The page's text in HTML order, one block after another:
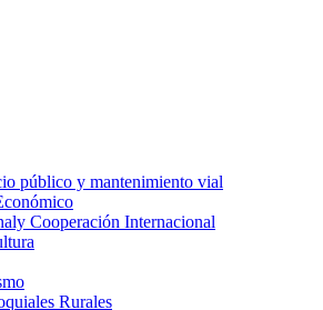
público y mantenimiento vial
Cooperación Internacional
Rurales